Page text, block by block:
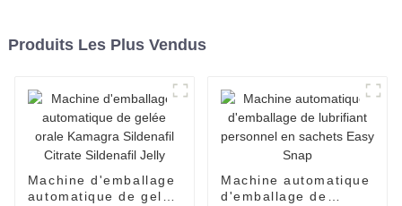
Produits Les Plus Vendus
Machine d'emballage
automatique de gelée
Machine automatique
d'emballage de